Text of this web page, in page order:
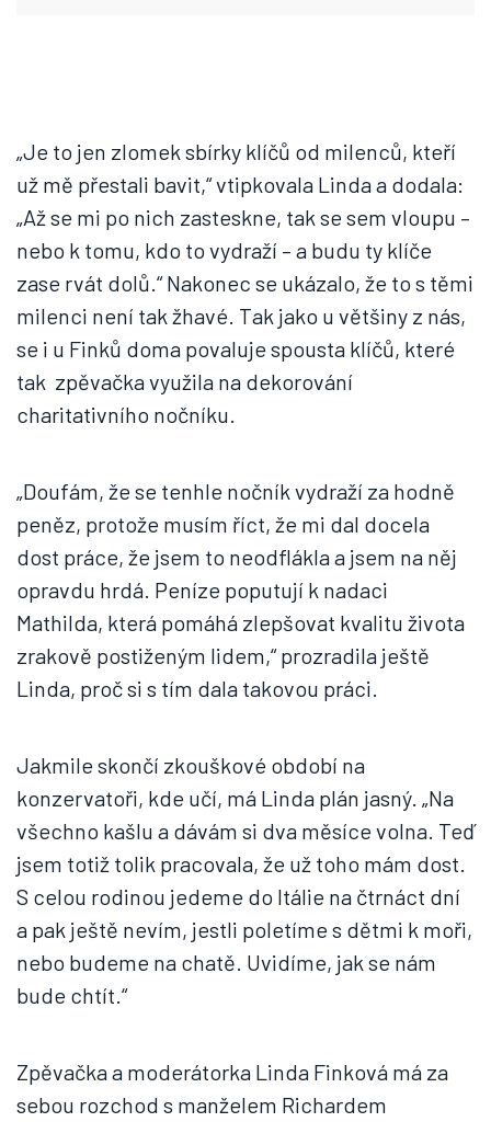
„Je to jen zlomek sbírky klíčů od milenců, kteří
už mě přestali bavit,“ vtipkovala Linda a dodala:
„Až se mi po nich zasteskne, tak se sem vloupu –
nebo k tomu, kdo to vydraží – a budu ty klíče
zase rvát dolů.“ Nakonec se ukázalo, že to s těmi
milenci není tak žhavé. Tak jako u většiny z nás,
se i u Finků doma povaluje spousta klíčů, které
tak zpěvačka využila na dekorování
charitativního nočníku.
„Doufám, že se tenhle nočník vydraží za hodně
peněz, protože musím říct, že mi dal docela
dost práce, že jsem to neodflákla a jsem na něj
opravdu hrdá. Peníze poputují k nadaci
Mathilda, která pomáhá zlepšovat kvalitu života
zrakově postiženým lidem,“ prozradila ještě
Linda, proč si s tím dala takovou práci.
Jakmile skončí zkouškové období na
konzervatoři, kde učí, má Linda plán jasný. „Na
všechno kašlu a dávám si dva měsíce volna. Teď
jsem totiž tolik pracovala, že už toho mám dost.
S celou rodinou jedeme do Itálie na čtrnáct dní
a pak ještě nevím, jestli poletíme s dětmi k moři,
nebo budeme na chatě. Uvidíme, jak se nám
bude chtít.“
Zpěvačka a moderátorka Linda Finková má za
sebou rozchod s manželem Richardem